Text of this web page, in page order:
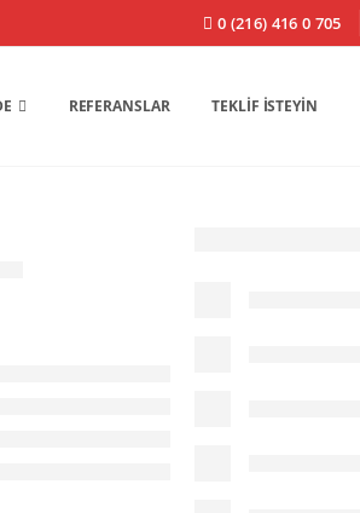
0 (216) 416 0 705
REFERANSLAR TEKLIF İSTEYIN